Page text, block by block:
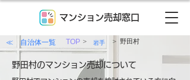
マンション売却窓口
≪ 自治体一覧 TOP > 岩手 > 野田村
野田村のマンション売却について